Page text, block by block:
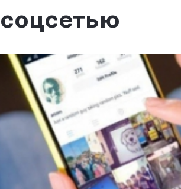
соцсетью